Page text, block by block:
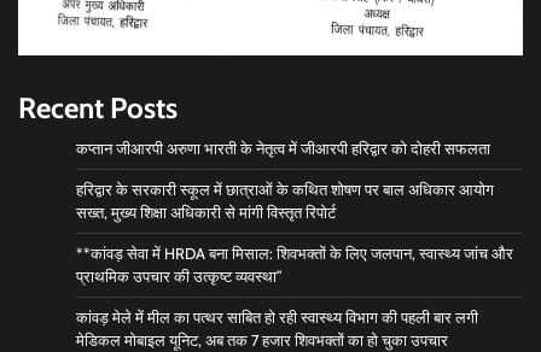
Recent Posts
कप्तान जीआरपी अरुणा भारती के नेतृत्व में जीआरपी हरिद्वार को दोहरी सफलता
हरिद्वार के सरकारी स्कूल में छात्राओं के कथित शोषण पर बाल अधिकार आयोग
सख्त, मुख्य शिक्षा अधिकारी से मांगी विस्तृत रिपोर्ट
**कांवड़ सेवा में HRDA बना मिसाल: शिवभक्तों के लिए जलपान, स्वास्थ्य जांच और
प्राथमिक उपचार की उत्कृष्ट व्यवस्था”
कांवड़ मेले में मील का पत्थर साबित हो रही स्वास्थ्य विभाग की पहली बार लगी
मेडिकल मोबाइल यूनिट, अब तक 7 हजार शिवभक्तों का हो चुका उपचार